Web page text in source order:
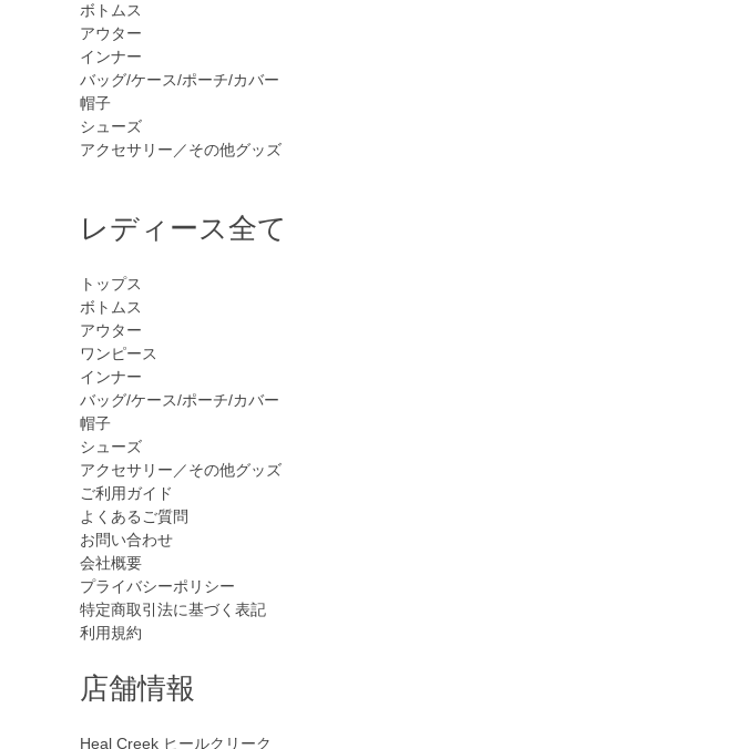
ボトムス
アウター
インナー
バッグ/ケース/ポーチ/カバー
帽子
シューズ
アクセサリー／その他グッズ
レディース全て
トップス
ボトムス
アウター
ワンピース
インナー
バッグ/ケース/ポーチ/カバー
帽子
シューズ
アクセサリー／その他グッズ
ご利用ガイド
よくあるご質問
お問い合わせ
会社概要
プライバシーポリシー
特定商取引法に基づく表記
利用規約
店舗情報
Heal Creek ヒールクリーク